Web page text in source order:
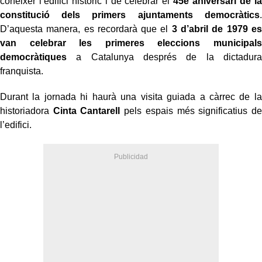
constitució dels primers ajuntaments democràtics.
D’aquesta manera, es recordarà que el 3 d’abril de 1979 es
van celebrar les primeres eleccions municipals
democràtiques a Catalunya després de la dictadura
franquista.
Durant la jornada hi haurà una visita guiada a càrrec de la
historiadora Cinta Cantarell
pels espais més significatius de
l’edifici.